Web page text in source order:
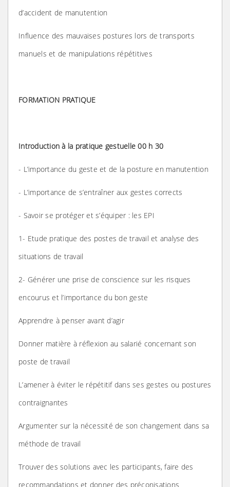
d’accident de manutention
Influence des mauvaises postures lors de transports
manuels et de manipulations répétitives
FORMATION PRATIQUE
Introduction à la pratique gestuelle 00 h 30
- L’importance du geste et de la posture en manutention
- L’importance de s’entraîner aux gestes corrects
- Savoir se protéger et s’équiper : les EPI
1- Etude pratique des postes de travail et analyse des
situations de travail
2- Générer une prise de conscience sur les risques
encourus et l’importance du bon geste
Apprendre à penser avant d’agir
Donner matière à réflexion au salarié concernant son
poste de travail
L’amener à éviter le répétitif dans ses gestes ou postures
contraignantes
Argumenter sur la nécessité de son changement dans sa
méthode de travail
Trouver des solutions avec les participants, faire des
recommandations et donner des préconisations